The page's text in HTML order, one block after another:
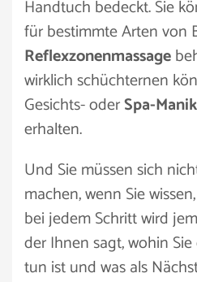
Handtuch bedeckt. Sie
für bestimmte Arten von
Reflexzonenmassage
wirklich schüchternen
Gesichts- oderSpa-
erhalten.
Und Sie müssen sich
machen, wenn Sie
bei jedem Schritt wird
der Ihnen sagt, wohin
tun ist und was als